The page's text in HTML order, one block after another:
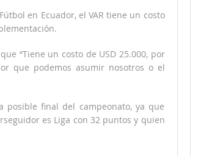
en Ecuador, el VAR tiene un costo
“Tiene un costo de USD 25.000, por
que podemos asumir nosotros o el
posible final del campeonato, ya que
es Liga con 32 puntos y quien